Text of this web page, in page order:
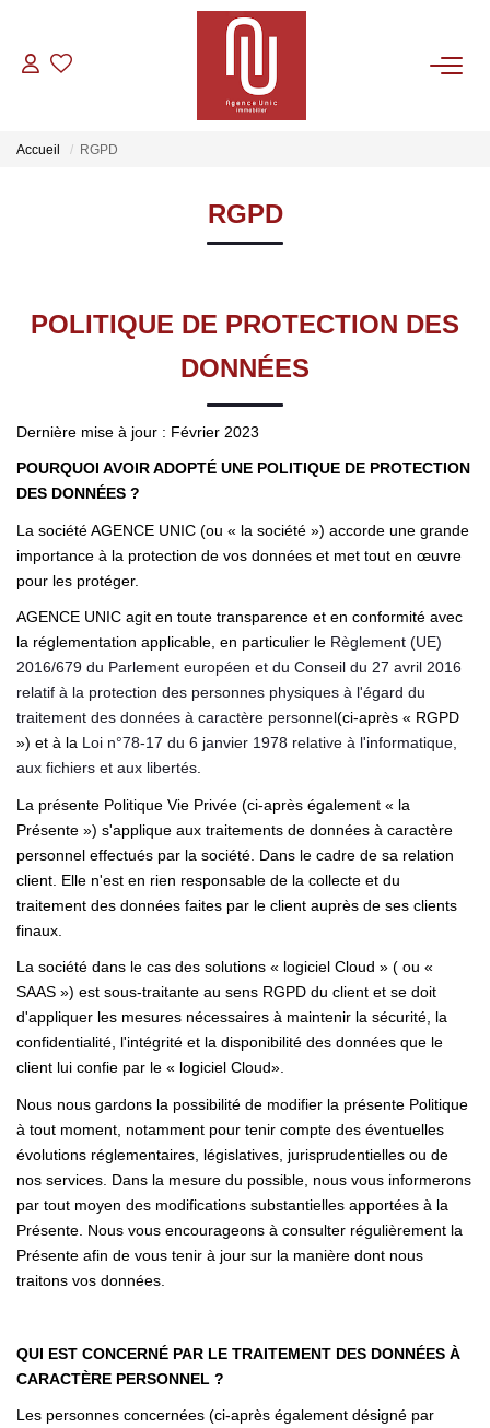
VENTES
GESTION
Accueil RGPD
RGPD
POLITIQUE DE PROTECTION DES
DONNÉES
Dernière mise à jour : Février 2023
POURQUOI AVOIR ADOPTÉ UNE POLITIQUE DE PROTECTION
DES DONNÉES ?
La société AGENCE UNIC (ou « la société ») accorde une grande
importance à la protection de vos données et met tout en œuvre
pour les protéger.
AGENCE UNIC agit en toute transparence et en conformité avec
la réglementation applicable, en particulier le Règlement (UE)
2016/679 du Parlement européen et du Conseil du 27 avril 2016
relatif à la protection des personnes physiques à l'égard du
traitement des données à caractère personnel(ci-après « RGPD
») et à la Loi n°78-17 du 6 janvier 1978 relative à l'informatique,
aux fichiers et aux libertés
La présente Politique Vie Privée (ci-après également « la
Présente ») s'applique aux traitements de données à caractère
personnel effectués par la société. Dans le cadre de sa relation
client. Elle n'est en rien responsable de la collecte et du
traitement des données faites par le client auprès de ses clients
finaux.
La société dans le cas des solutions « logiciel Cloud » ( ou «
SAAS ») est sous-traitante au sens RGPD du client et se doit
d'appliquer les mesures nécessaires à maintenir la sécurité, la
confidentialité, l'intégrité et la disponibilité des données que le
client lui confie par le « logiciel Cloud».
Nous nous gardons la possibilité de modifier la présente Politique
à tout moment, notamment pour tenir compte des éventuelles
évolutions réglementaires, législatives, jurisprudentielles ou de
nos services. Dans la mesure du possible, nous vous informerons
par tout moyen des modifications substantielles apportées à la
Présente. Nous vous encourageons à consulter régulièrement la
Présente afin de vous tenir à jour sur la manière dont nous
traitons vos données.
QUI EST CONCERNÉ PAR LE TRAITEMENT DES DONNÉES À
CARACTÈRE PERSONNEL ?
Les personnes concernées (ci-après également désigné par